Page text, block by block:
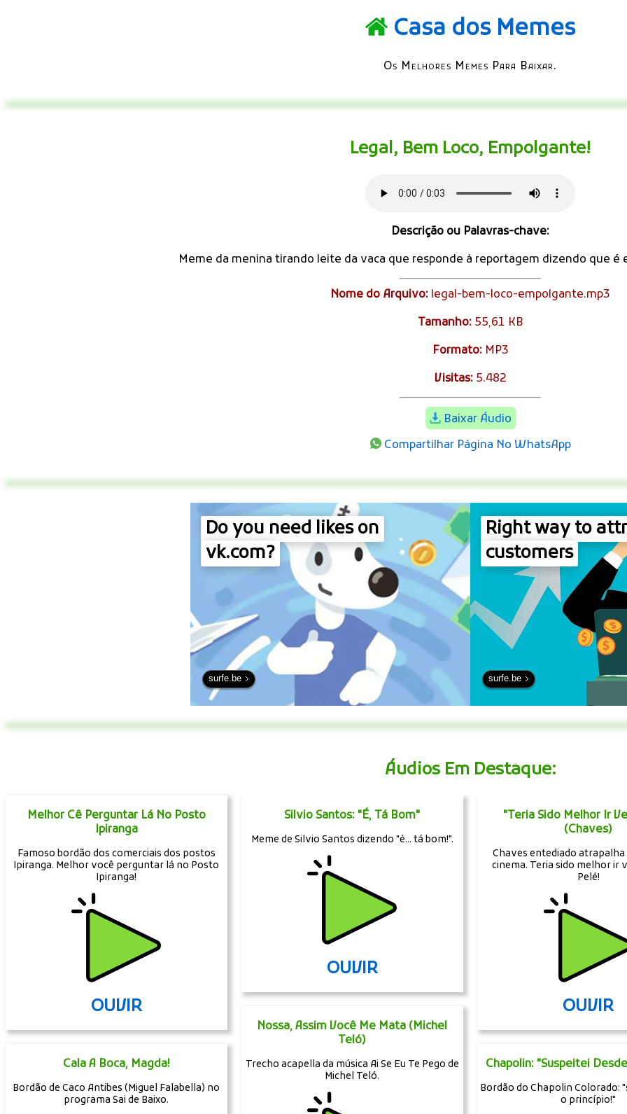
Casa dos Memes
Os Melhores Memes Para Baixar.
Legal, Bem Loco, Empolgante!
Descrição ou Palavras-chave:
Meme da menina tirando leite da vaca que responde à reportagem dizendo que
Nome do Arquivo: legal-bem-loco-empolgante.mp3
Tamanho:55,61 KB
Formato:MP3
Visitas:5.482
Baixar Áudio
Compartilhar Página No WhatsApp
Do you need likes on
vk.com?
surfe.be
Right way to
customers
surfe.be
Áudios Em Destaque:
Melhor Cê Perguntar Lá No Posto
Ipiranga
Famoso bordão dos comerciais dos postos
Ipiranga. Melhor você perguntar lá no Posto
Ipiranga!
OUVIR
Cala A Boca, Magda!
Bordão de Caco Antibes (Miguel Falabella) no
programa Sai de Baixo.
Silvio Santos: "É, Tá Bom"
Meme de Silvio Santos dizendo "é... tá bom!".
OUVIR
Nossa, Assim Você Me Mata (Michel
Teló)
Trecho acapella da música Ai Se Eu Te Pego de
Michel Teló.
"Teria Sido Melhor Ir
(Chaves)
Chaves entediado
cinema. Teria sido melhor ir
Pelé!
OUVIR
Chapolin: "Suspeitei
Bordão do Chapolin Colorado:
o princípio!"